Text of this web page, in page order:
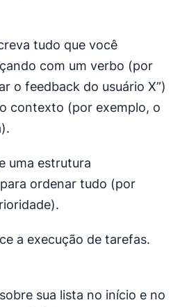
tudo que você
com um verbo (por
o feedback do usuário X”)
contexto (por exemplo, o
uma estrutura
ordenar tudo (por
a execução de tarefas.
sua lista no início e no